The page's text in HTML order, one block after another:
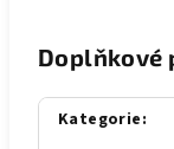
Doplňkové
Kategorie: